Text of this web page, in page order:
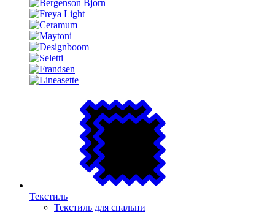
Текстиль
Текстиль для спальни